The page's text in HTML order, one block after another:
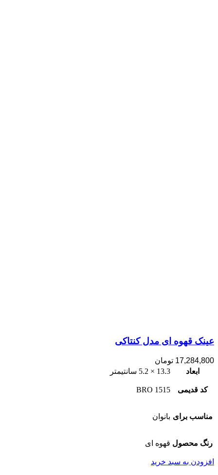
عینک قهوه ای مدل کنتاکی
17,284,800 تومان
ابعاد
13.3 × 5.2 سانتیمتر
کد قدیمی 1515 BRO
مناسب برای بانوان
رنگ محصول قهوه ای
افزودن به سبد خرید